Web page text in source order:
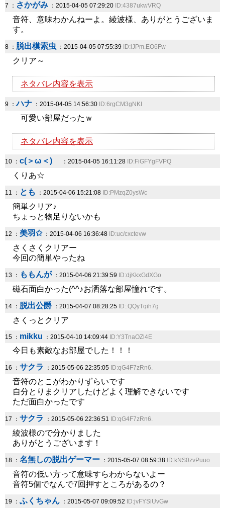
7 ： さかがみ ：2015-04-05 07:29:20 ID:4387ukwVRQ
音符、意味わかんねーよ。綾波様、ありがとうございま
す。
8 ： 脱出模索虫 ：2015-04-05 07:55:39 ID:lJPm.EO6Fw
クリア～
ネタバレ内容を表示
9 ：ハナ ：2015-04-05 14:56:30 ID:6rgCM3gNKI
可愛い部屋だったｗ
ネタバレ内容を表示
10 ： c(＞ω＜)ゞ ：2015-04-05 16:11:28 ID:FiGFYgFVPQ
くりあ☆
11 ： とも ：2015-04-06 15:21:08 ID:PMzqZ0ysWc
簡単クリア♪
ちょっと物足りないかも
12 ： 美羽✩：2015-04-06 16:36:48 ID:uc/cxctevw
さくさくクリアー
今回の簡単やったね
13 ： ももんが：2015-04-06 21:39:59 ID:djKkxGdXGo
磁石面白かった(^^♪お洒落な部屋憧れです。
14 ： 脱出公爵 ：2015-04-07 08:28:25 ID:.QQyTqih7g
さくっとクリア
15 ： mikku ：2015-04-10 14:09:44 ID:Y3TnaOZl4E
今日も素敵なお部屋でした！！！
16 ： サクラ ：2015-05-06 22:35:05 ID:qG4F7zRn6.
音符のとこがわかりずらいです
自分とりまクリアしたけどよく理解できないです
ただ面白かったです
17 ： サクラ ：2015-05-06 22:36:51 ID:qG4F7zRn6.
綾波様ので分かりました
ありがとうございます！
18 ： 名無しの脱出ゲーマー ：2015-05-07 08:59:38 ID:kNS0zvPuuo
音符の低い方って意味すらわからないよー
音符5個でなんで7回押すところがあるの？
19 ： ふくちゃん ：2015-05-07 09:09:52 ID:jvFYSiUvGw